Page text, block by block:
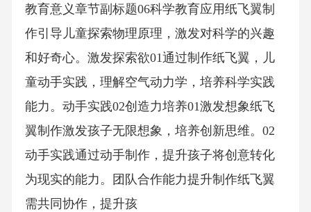
教育意义章节副标题06科学教育应用纸飞翼制
作引导儿童探索物理原理，激发对科学的兴趣
和好奇心。激发探索欲01通过制作纸飞翼，儿
童动手实践，理解空气动力学，培养科学实践
能力。动手实践02创造力培养01激发想象纸飞
翼制作激发孩子无限想象，培养创新思维。02
动手实践通过动手制作，提升孩子将创意转化
为现实的能力。团队合作能力提升制作纸飞翼
需共同协作，提升孩